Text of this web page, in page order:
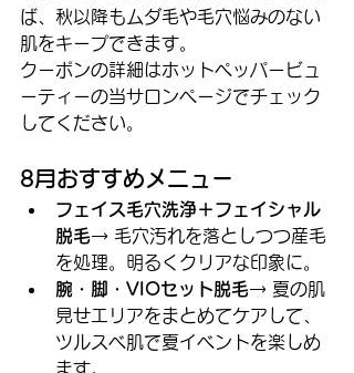
ば、秋以降もムダ毛や毛穴悩みのない
肌をキープできます。
クーポンの詳細はホットペッパービュ
ーティーの当サロンページでチェック
してください。
8月おすすめメニュー
フェイス毛穴洗浄＋フェイシャル
脱毛→ 毛穴汚れを落としつつ産毛
を処理。明るくクリアな印象に。
腕・脚・VIOセット脱毛→ 夏の肌
見せエリアをまとめてケアして、
ツルスベ肌で夏イベントを楽しめ
ます。